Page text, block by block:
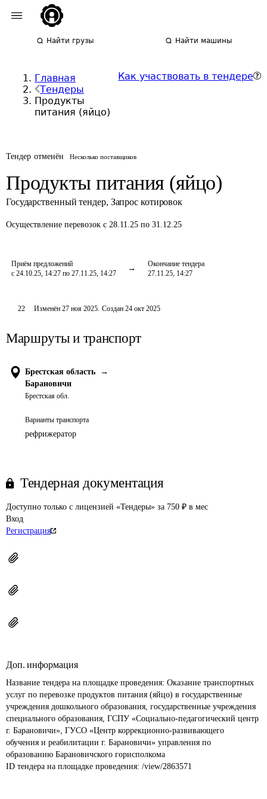
Найти грузы Найти машины
Главная
Тендеры
Продукты
питания (яйцо)
Как участвовать в тендере
Тендер отменён Несколько поставщиков
Продукты питания (яйцо)
Государственный тендер, Запрос котировок
Осуществление перевозок с 28.11.25 по 31.12.25
Приём предложений
с 24.10.25, 14:27 по 27.11.25, 14:27
Окончание тендера
27.11.25, 14:27
22 Изменён27 ноя 2025. Создан 24 окт 2025
Маршруты и транспорт
Брестская область
→
Барановичи
Брестская обл.
Варианты транспорта
рефрижератор
Тендерная документация
Доступно только с лицензией «Тендеры» за 750 ₽ в мес
Вход
Регистрация
Доп. информация
Название тендера на площадке проведения: Оказание транспортных
услуг по перевозке продуктов питания (яйцо) в государственные
учреждения дошкольного образования, государственные учреждения
специального образования, ГСПУ «Социально-педагогический центр
г. Барановичи», ГУСО «Центр коррекционно-развивающего
обучения и реабилитации г. Барановичи» управления по
образованию Барановичского горисполкома
ID тендера на площадке проведения: /view/2863571